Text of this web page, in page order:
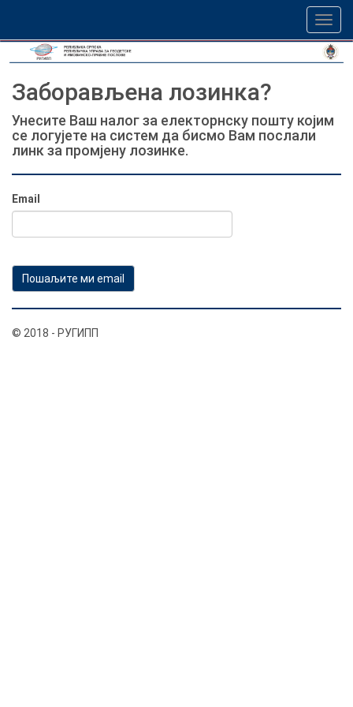
Заборављена лозинка?
Унесите Ваш налог за електорнску пошту којим
се логујете на систем да бисмо Вам послали
линк за промјену лозинке.
Email
© 2018 - РУГИПП